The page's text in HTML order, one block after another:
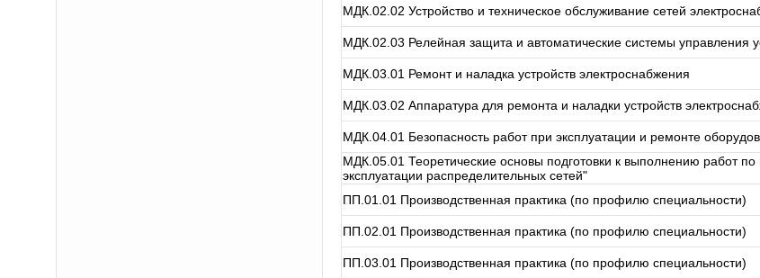
МДК.02.02 Устройство и техническое обслуживание сетей
МДК.02.03 Релейная защита и автоматические системы управления
МДК.03.01 Ремонт и наладка устройств электроснабжения
МДК.03.02 Аппаратура для ремонта и наладки устройств
МДК.04.01 Безопасность работ при эксплуатации и ремонте
МДК.05.01 Теоретические основы подготовки к выполнению работ
эксплуатации распределительных сетей"
ПП.01.01 Производственная практика (по профилю специальности)
ПП.02.01 Производственная практика (по профилю специальности)
ПП.03.01 Производственная практика (по профилю специальности)